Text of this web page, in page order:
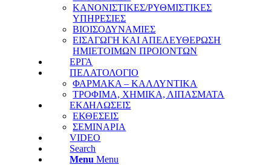
ΚΑΝΟΝΙΣΤΙΚΕΣ/ΡΥΘΜΙΣΤΙΚΕΣ
ΥΠΗΡΕΣΙΕΣ
ΒΙΟΙΣΟΔΥΝΑΜΙΕΣ
ΕΙΣΑΓΩΓΗ ΚΑΙ ΑΠΕΛΕΥΘΕΡΩΣΗ
ΗΜΙΕΤΟΙΜΩΝ ΠΡΟΙΟΝΤΩΝ
ΕΡΓΑ
ΠΕΛΑΤΟΛΟΓΙΟ
ΦΑΡΜΑΚΑ – ΚΑΛΛΥΝΤΙΚΑ
ΤΡΟΦΙΜΑ, ΧΗΜΙΚΑ, ΛΙΠΑΣΜΑΤΑ
ΕΚΔΗΛΩΣΕΙΣ
ΕΚΘΕΣΕΙΣ
ΣΕΜΙΝΑΡΙΑ
VIDEO
Search
Menu Menu